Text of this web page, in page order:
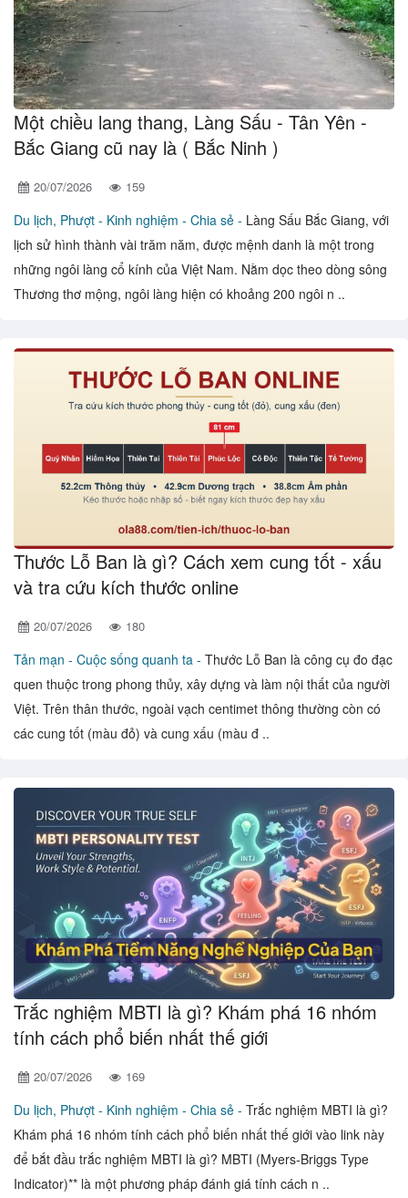
Một chiều lang thang, Làng Sấu - Tân Yên -
Bắc Giang cũ nay là ( Bắc Ninh )
20/07/2026 159
Du lịch, Phượt - Kinh nghiệm - Chia sẻ - Làng Sấu Bắc Giang, với
lịch sử hình thành vài trăm năm, được mệnh danh là một trong
những ngôi làng cổ kính của Việt Nam. Nằm dọc theo dòng sông
Thương thơ mộng, ngôi làng hiện có khoảng 200 ngôi n ..
Thước Lỗ Ban là gì? Cách xem cung tốt - xấu
và tra cứu kích thước online
20/07/2026 180
Tản mạn - Cuộc sống quanh ta - Thước Lỗ Ban là công cụ đo đạc
quen thuộc trong phong thủy, xây dựng và làm nội thất của người
Việt. Trên thân thước, ngoài vạch centimet thông thường còn có
các cung tốt (màu đỏ) và cung xấu (màu đ ..
Trắc nghiệm MBTI là gì? Khám phá 16 nhóm
tính cách phổ biến nhất thế giới
20/07/2026 169
Du lịch, Phượt - Kinh nghiệm - Chia sẻ - Trắc nghiệm MBTI là gì?
Khám phá 16 nhóm tính cách phổ biến nhất thế giới vào link này
để bắt đầu trắc nghiệm MBTI là gì? MBTI (Myers-Briggs Type
Indicator)** là một phương pháp đánh giá tính cách n ..